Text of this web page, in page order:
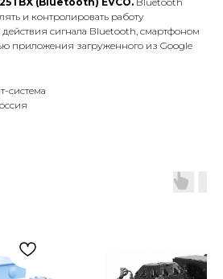
и контролировать работу
сигнала Вluetooth, смартфоном
приложения загруженного из Google
система